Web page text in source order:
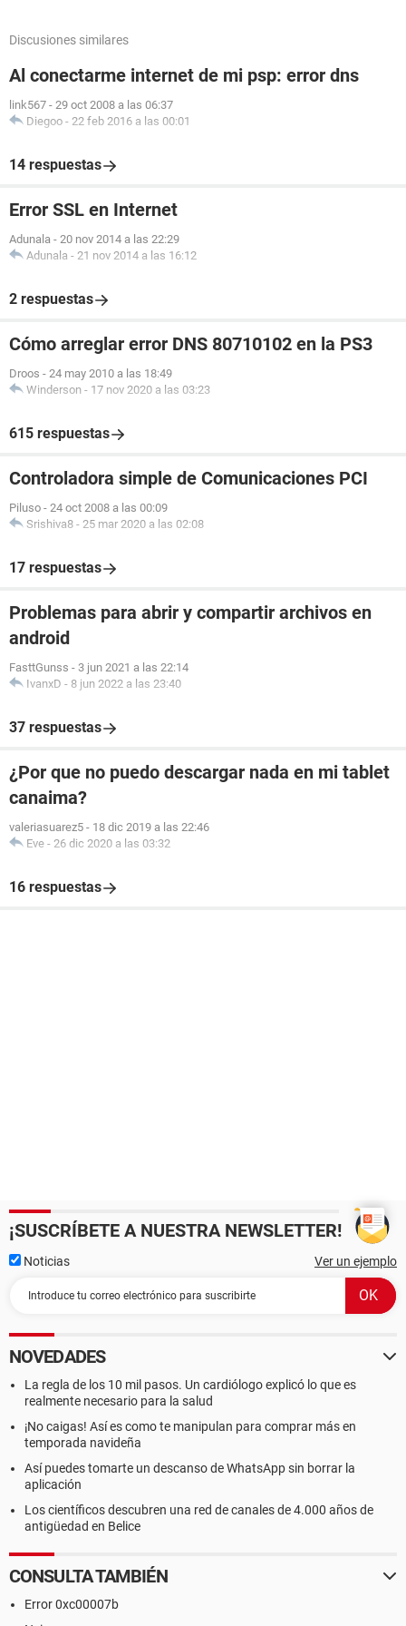
Discusiones similares
Al conectarme internet de mi psp: error dns
link567 - 29 oct 2008 a las 06:37
Diegoo - 22 feb 2016 a las 00:01
14 respuestas
Error SSL en Internet
Adunala - 20 nov 2014 a las 22:29
Adunala - 21 nov 2014 a las 16:12
2 respuestas
Cómo arreglar error DNS 80710102 en la PS3
Droos - 24 may 2010 a las 18:49
Winderson - 17 nov 2020 a las 03:23
615 respuestas
Controladora simple de Comunicaciones PCI
Piluso - 24 oct 2008 a las 00:09
Srishiva8 - 25 mar 2020 a las 02:08
17 respuestas
Problemas para abrir y compartir archivos en
android
FasttGunss - 3 jun 2021 a las 22:14
IvanxD - 8 jun 2022 a las 23:40
37 respuestas
¿Por que no puedo descargar nada en mi tablet
canaima?
valeriasuarez5 - 18 dic 2019 a las 22:46
Eve - 26 dic 2020 a las 03:32
16 respuestas
¡SUSCRÍBETE A NUESTRA NEWSLETTER!
Noticias Ver un ejemplo
NOVEDADES
La regla de los 10 mil pasos. Un cardiólogo explicó lo que es
realmente necesario para la salud
¡No caigas! Así es como te manipulan para comprar más en
temporada navideña
Así puedes tomarte un descanso de WhatsApp sin borrar la
aplicación
Los científicos descubren una red de canales de 4.000 años de
antigüedad en Belice
CONSULTA TAMBIÉN
Error 0xc00007b